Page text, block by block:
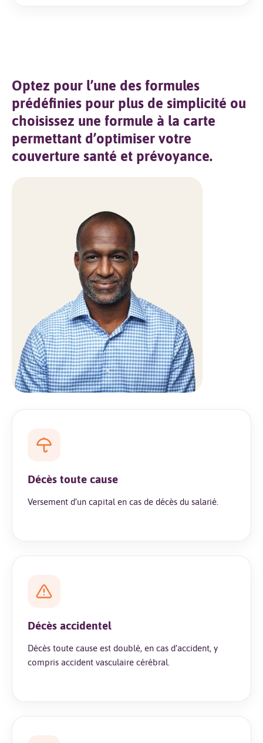
Optez pour l’une des formules
prédéfinies pour plus de simplicité ou
choisissez une formule à la carte
permettant d’optimiser votre
couverture santé et prévoyance.
Décès toute cause
Versement d’un capital en cas de décès du salarié.
Décès accidentel
Décès toute cause est doublé, en cas d’accident, y
compris accident vasculaire cérébral.